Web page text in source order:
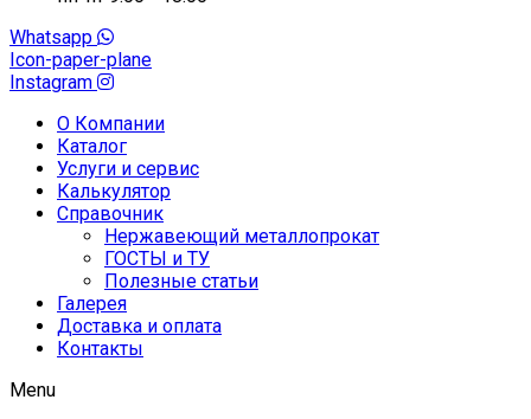
Whatsapp
Icon-paper-plane
Instagram
О Компании
Каталог
Услуги и сервис
Калькулятор
Справочник
Нержавеющий металлопрокат
ГОСТЫ и ТУ
Полезные статьи
Галерея
Доставка и оплата
Контакты
Menu